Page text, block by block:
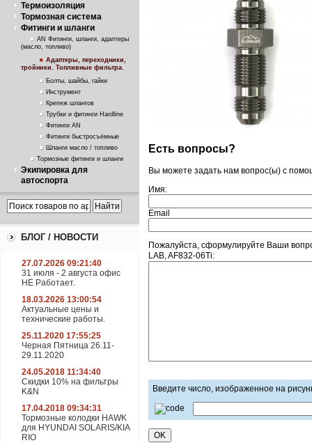
Термоизоляция
Тормозная система
Фитинги и шланги
AN Фитинги, шланги, адаптеры
(масло, топливо)
Адаптеры, переходники,
тройники. Топливные фильтра.
Болты, шайбы, гайки
Инструмент
Крепеж шлангов
Трубки и фитинги Hardline
Фитинги AN
Фитинги быстросъёмные
Шланги масло / топливо
Тормозные фитинги и шланги
Экипировка для
автоспорта
БЛОГ / НОВОСТИ
27.07.2026 09:21:40
31 июля - 2 августа офис
НЕ Работает.
18.03.2026 13:00:54
Актуальные цены и
технические работы.
25.11.2020 17:55:25
Черная Пятница 26.11-
29.11.2020
24.05.2018 11:34:40
Скидки 10% на фильтры
K&N
17.04.2018 09:34:31
Тормозные колодки HAWK
для HYUNDAI SOLARIS/KIA
RIO
Есть вопросы?
Вы можете задать нам вопрос(ы) с
Имя:
Email
Пожалуйста, сформулируйте Ваши
LAB, AF832-06Ti:
Введите число, изображенное на